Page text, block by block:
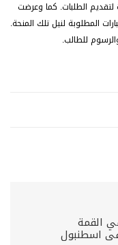
الطلبات. كما وعرضت
المطلوبة لنيل تلك المنحة.
للطالب.
القمة